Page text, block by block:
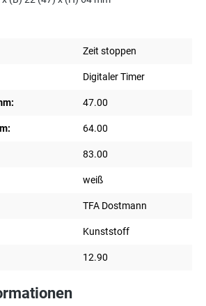
Zeit stoppen
Digitaler Timer
47.00
64.00
83.00
weiß
TFA Dostmann
Kunststoff
12.90